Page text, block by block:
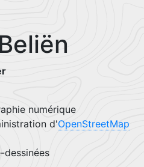
numérique
d'OpenStreetMap
dessinées